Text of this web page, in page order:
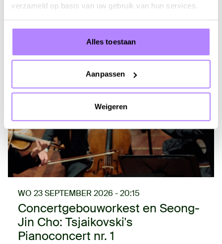
verzameld op basis van uw gebruik van hun services.
Alles toestaan
Aanpassen
Weigeren
Info & tickets
WO 23 SEPTEMBER 2026 - 20:15
Concertgebouworkest en Seong-
Jin Cho: Tsjaikovski's
Pianoconcert nr. 1